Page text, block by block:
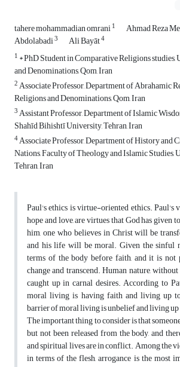
tahere mohammadian omrani1 Ahmad Reza
Abdolabadi3 Ali Bayāt4
1 * PhD Student in Comparative Religions
and Denominations, Qom, Iran
2Associate Professor, Department of Abrahamic
Religions and Denominations, Qom, Iran
3Assistant Professor, Department of Islamic
Shahīd Bihishtī University, Tehran, Iran
4Associate Professor, Department of History
Nations, Faculty of Theology and Islamic Studies,
Tehran, Iran
Paul's ethics is virtue-oriented ethics. Paul's
hope and love, are virtues that God has given
him, one who believes in Christ will be
and his life will be moral. Given the sinful
terms of the body before faith, and it is
change and transcend. Human nature,
caught up in carnal desires. According to
moral living is having faith and living up
barrier of moral living is unbelief and living
The important thing to consider is that
but not been released from the body, and
and spiritual lives are in conflict. Among the
in terms of the flesh, arrogance is the most